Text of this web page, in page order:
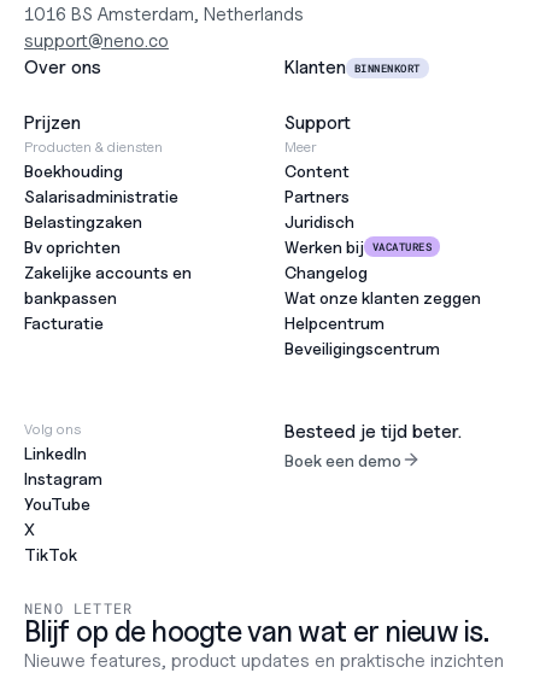
1016 BS Amsterdam, Netherlands
support@neno.co
Over ons
Klanten BINNENKORT
Prijzen Support
Producten & diensten
Boekhouding
Salarisadministratie
Belastingzaken
Bv oprichten
Zakelijke accounts en
bankpassen
Facturatie
Meer
Content
Partners
Juridisch
Werken bij
VACATURES
Changelog
Wat onze klanten zeggen
Helpcentrum
Beveiligingscentrum
Volg ons
LinkedIn
Instagram
YouTube
X
TikTok
Besteed je tijd beter.
Boek een demo
NENO LETTER
Blijf op de hoogte van wat er nieuw is.
Nieuwe features, product updates en praktische inzichten